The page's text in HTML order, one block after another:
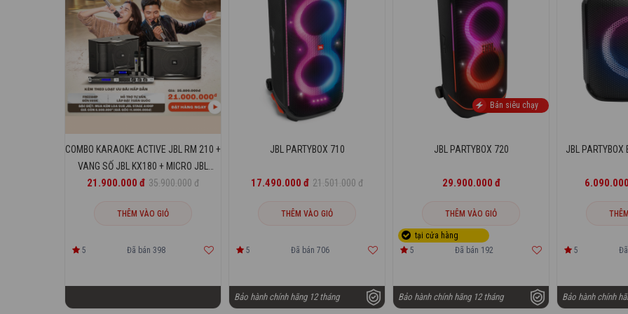
COMBO KARAOKE ACTIVE JBL RM 210 +
VANG SỐ JBL KX180 + MICRO JBL
VM200
21.900.000 đ 35.900.000 đ
THÊM VÀO GIỎ
5 Đã bán 398
JBL PARTYBOX 710
17.490.000 đ 21.501.000 đ
THÊM VÀO GIỎ
5 Đã bán 706
Bảo hành chính hãng 12 tháng
Bán siêu chạy
JBL PARTYBOX 720
29.900.000 đ
THÊM VÀO GIỎ
5 Đã bán 192
Bảo hành chính hãng 12 tháng
JBL PARTYBOX
5
Bảo hành chính